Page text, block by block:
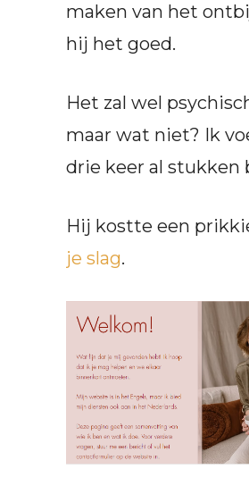
maken van het
hij het goed.
Het zal wel
maar wat niet? Ik
drie keer al stukken
Hij kostte een
je slag.